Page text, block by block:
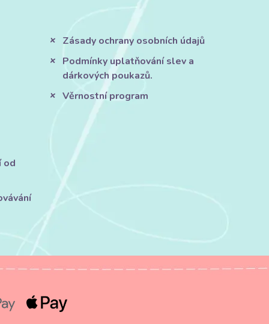
od
Zásady ochrany osobních údajů
Podmínky uplatňování slev a
dárkových poukazů.
Věrnostní program